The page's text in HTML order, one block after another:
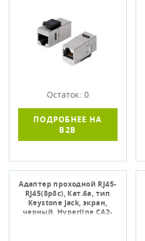
Остаток: 0
ПОДРОБНЕЕ НА
B2B
Адаптер проходной RJ45-
RJ45(8p8c), Кат.6а, тип
Keystone Jack, экран,
черный, Hyperline CA2-